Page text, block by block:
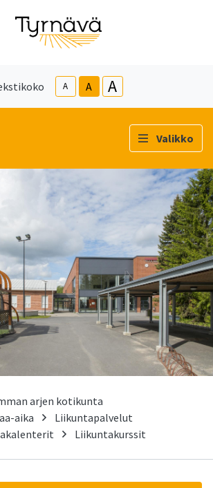
A A A
Valikko
arjen kotikunta
aika
Liikuntapalvelut
Liikuntakurssit